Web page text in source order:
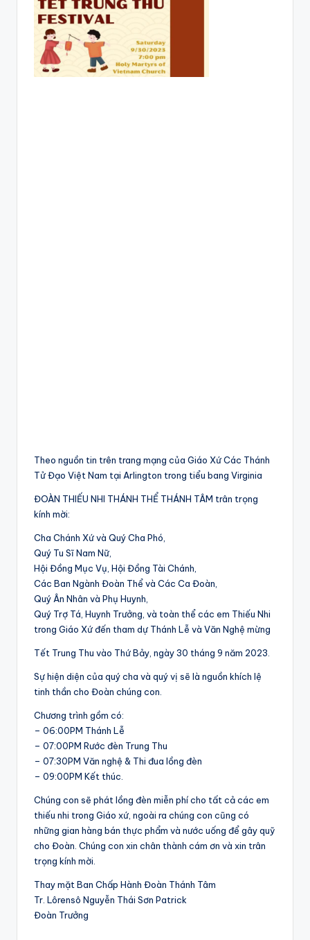
Theo nguồn tin trên trang mạng của Giáo Xứ Các Thánh
Tử Đạo Việt Nam tại Arlington trong tiểu bang Virginia
ĐOÀN THIẾU NHI THÁNH THỂ THÁNH TÂM trân trọng
kính mời:
Cha Chánh Xứ và Quý Cha Phó,
Quý Tu Sĩ Nam Nữ,
Hội Đồng Mục Vụ, Hội Đồng Tài Chánh,
Các Ban Ngành Đoàn Thể và Các Ca Đoàn,
Quý Ân Nhân và Phụ Huynh,
Quý Trợ Tá, Huynh Trưởng, và toàn thể các em Thiếu Nhi
trong Giáo Xứ đến tham dự Thánh Lễ và Văn Nghệ mừng
Tết Trung Thu vào Thứ Bảy, ngày 30 tháng 9 năm 2023.
Sự hiện diện của quý cha và quý vị sẽ là nguồn khích lệ
tinh thần cho Đoàn chúng con.
Chương trình gồm có:
– 06:00PM Thánh Lễ
– 07:00PM Rước đèn Trung Thu
– 07:30PM Văn nghệ & Thi đua lồng đèn
– 09:00PM Kết thúc.
Chúng con sẽ phát lồng đèn miễn phí cho tất cả các em
thiếu nhi trong Giáo xứ, ngoài ra chúng con cũng có
những gian hàng bán thực phẩm và nước uống để gây quỹ
cho Đoàn. Chúng con xin chân thành cám ơn và xin trân
trọng kính mời.
Thay mặt Ban Chấp Hành Đoàn Thánh Tâm
Tr. Lôrensô Nguyễn Thái Sơn Patrick
Đoàn Trưởng